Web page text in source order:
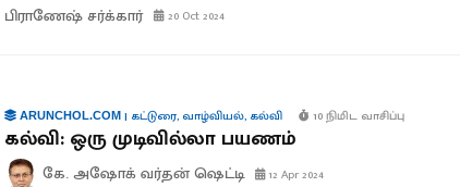
பிராணேஷ் சர்க்கார் 20 Oct 2024
ARUNCHOL.COM| கட்டுரை, வாழ்வியல், கல்வி 10 நிமிட வாசிப்பு
கல்வி: ஒரு முடிவில்லா பயணம்
கே. அஷோக் வர்தன் ஷெட்டி 12 Apr 2024